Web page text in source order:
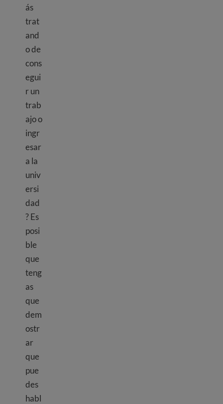
ás
trat
and
o de
cons
egui
r un
trab
ajo o
ingr
esar
a la
univ
ersi
dad
? Es
posi
ble
que
teng
as
que
dem
ostr
ar
que
pue
des
habl